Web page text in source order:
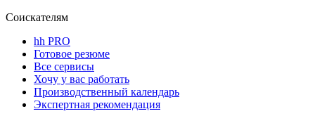
Соискателям
hh PRO
Готовое резюме
Все сервисы
Хочу у вас работать
Производственный календарь
Экспертная рекомендация